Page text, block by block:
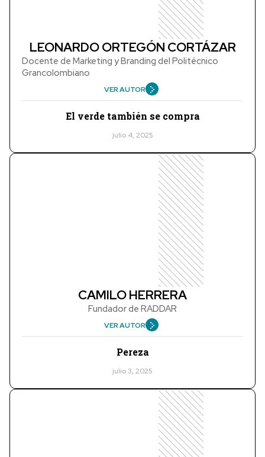
LEONARDO ORTEGÓN CORTÁZAR
Docente de Marketing y Branding del Politécnico
Grancolombiano
VER AUTOR
El verde también se compra
julio 4, 2025
CAMILO HERRERA
Fundador de RADDAR
VER AUTOR
Pereza
julio 3, 2025